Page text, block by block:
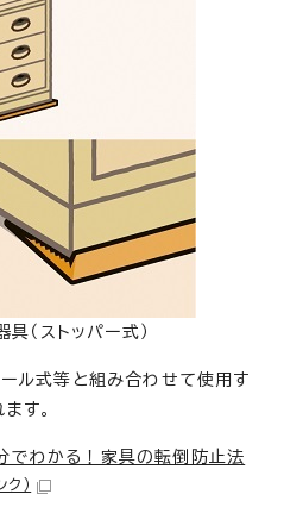
（ストッパー式）
ール式等と組み合わせて使用す
す。
でわかる！家具の転倒防止法
ク）